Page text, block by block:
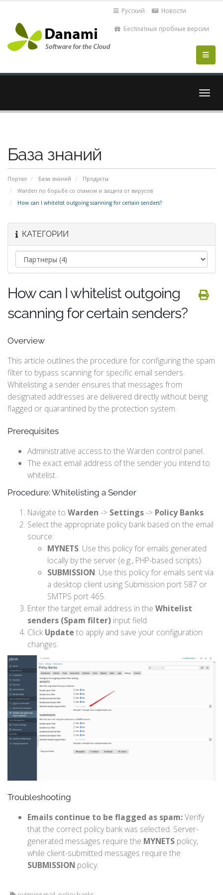
Русский Новости
Бесплатные пробные версии
База знаний
Портал База знаний
Продукты
Warden по борьбе со спамом и защита от вирусов
How can I whitelist outgoing scanning for certain senders?
КАТЕГОРИИ
How can I whitelist outgoing
scanning for certain senders?
Overview
This article outlines the procedure for configuring the spam
filter to bypass scanning for specific email senders.
Whitelisting a sender ensures that messages from
designated addresses are delivered directly without being
flagged or quarantined by the protection system.
Prerequisites
Administrative access to the Warden control panel.
The exact email address of the sender you intend to
whitelist.
Procedure: Whitelisting a Sender
Navigate to Warden -> Settings-> Policy Banks.
Select the appropriate policy bank based on the email
source:
MYNETS: Use this policy for emails generated
locally by the server (e.g., PHP-based scripts).
SUBMISSION: Use this policy for emails sent via
a desktop client using Submission port 587 or
SMTPS port 465.
Enter the target email address in the Whitelist
senders (Spam filter) input field.
Click Update to apply and save your configuration
changes.
Troubleshooting
Emails continue to be flagged as spam:Verify
that the correct policy bank was selected. Server-
generated messages require the MYNETS policy,
while client-submitted messages require the
SUBMISSION policy.